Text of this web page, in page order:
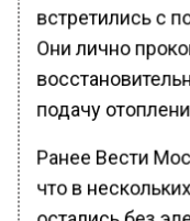
встретились с
Они лично
подачу
Ранее Вести
что в